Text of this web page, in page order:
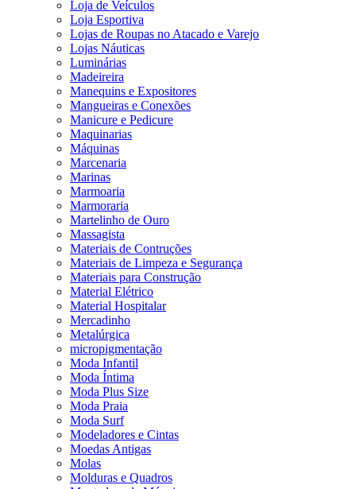
Loja de Veículos
Loja Esportiva
Lojas de Roupas no Atacado e Varejo
Lojas Náuticas
Luminárias
Madeireira
Manequins e Expositores
Mangueiras e Conexões
Manicure e Pedicure
Maquinarias
Máquinas
Marcenaria
Marinas
Marmoaria
Marmoraria
Martelinho de Ouro
Massagista
Materiais de Contruções
Materiais de Limpeza e Segurança
Materiais para Construção
Material Elétrico
Material Hospitalar
Mercadinho
Metalúrgica
micropigmentação
Moda Infantil
Moda Íntima
Moda Plus Size
Moda Praia
Moda Surf
Modeladores e Cintas
Moedas Antigas
Molas
Molduras e Quadros